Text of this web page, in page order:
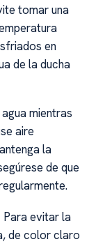
tomar una
en
de la ducha
mientras
aire
la
de que
Para evitar la
de color claro